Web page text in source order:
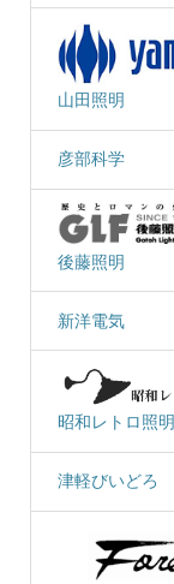
山田照明
彦部科学
後藤照明
新洋電気
昭和レトロ照明
津軽びいどろ